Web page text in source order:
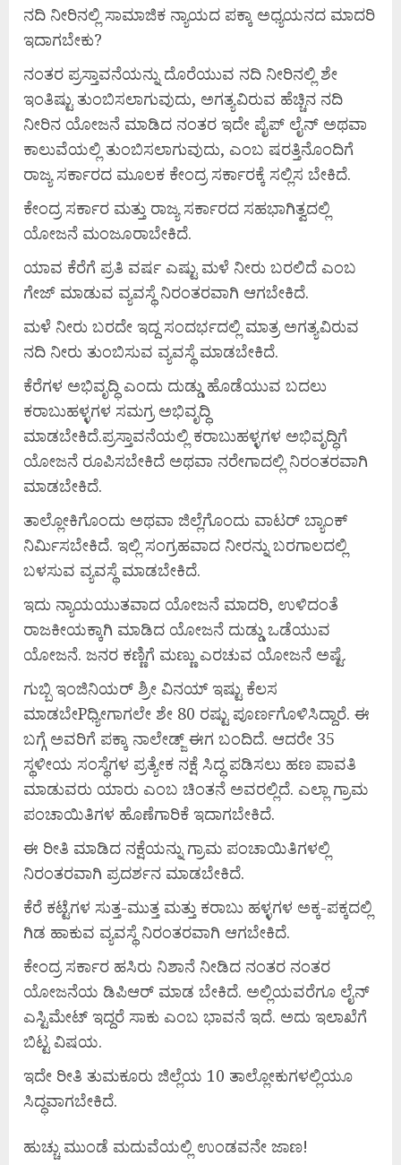
ನದಿ ನೀರಿನಲ್ಲಿ ಸಾಮಾಜಿಕ ನ್ಯಾಯದ ಪಕ್ಕಾ ಅಧ್ಯಯನದ ಮಾದರಿ
ಇದಾಗಬೇಕು?
ನಂತರ ಪ್ರಸ್ತಾವನೆಯನ್ನು ದೊರೆಯುವ ನದಿ ನೀರಿನಲ್ಲಿ ಶೇ
ಇಂತಿಷ್ಟು ತುಂಬಿಸಲಾಗುವುದು, ಅಗತ್ಯವಿರುವ ಹೆಚ್ಚಿನ ನದಿ
ನೀರಿನ ಯೋಜನೆ ಮಾಡಿದ ನಂತರ ಇದೇ ಪೈಪ್ ಲೈನ್ ಅಥವಾ
ಕಾಲುವೆಯಲ್ಲಿ ತುಂಬಿಸಲಾಗುವುದು, ಎಂಬ ಷರತ್ತಿನೊಂದಿಗೆ
ರಾಜ್ಯ ಸರ್ಕಾರದ ಮೂಲಕ ಕೇಂದ್ರ ಸರ್ಕಾರಕ್ಕೆ ಸಲ್ಲಿಸ ಬೇಕಿದೆ.
ಕೇಂದ್ರ ಸರ್ಕಾರ ಮತ್ತು ರಾಜ್ಯ ಸರ್ಕಾರದ ಸಹಭಾಗಿತ್ವದಲ್ಲಿ
ಯೋಜನೆ ಮಂಜೂರಾಬೇಕಿದೆ.
ಯಾವ ಕೆರೆಗೆ ಪ್ರತಿ ವರ್ಷ ಎಷ್ಟು ಮಳೆ ನೀರು ಬರಲಿದೆ ಎಂಬ
ಗೇಜ್ ಮಾಡುವ ವ್ಯವಸ್ಥೆ ನಿರಂತರವಾಗಿ ಆಗಬೇಕಿದೆ.
ಮಳೆ ನೀರು ಬರದೇ ಇದ್ದ ಸಂದರ್ಭದಲ್ಲಿ ಮಾತ್ರ ಅಗತ್ಯವಿರುವ
ನದಿ ನೀರು ತುಂಬಿಸುವ ವ್ಯವಸ್ಥೆ ಮಾಡಬೇಕಿದೆ.
ಕೆರೆಗಳ ಅಭಿವೃದ್ಧಿ ಎಂದು ದುಡ್ಡು ಹೊಡೆಯುವ ಬದಲು
ಕರಾಬುಹಳ್ಳಗಳ ಸಮಗ್ರ ಅಭಿವೃದ್ಧಿ
ಮಾಡಬೇಕಿದೆ.ಪ್ರಸ್ತಾವನೆಯಲ್ಲಿ ಕರಾಬುಹಳ್ಳಗಳ ಅಭಿವೃದ್ಧಿಗೆ
ಯೋಜನೆ ರೂಪಿಸಬೇಕಿದೆ ಅಥವಾ ನರೇಗಾದಲ್ಲಿ ನಿರಂತರವಾಗಿ
ಮಾಡಬೇಕಿದೆ.
ತಾಲ್ಲೋಕಿಗೊಂದು ಅಥವಾ ಜಿಲ್ಲೆಗೊಂದು ವಾಟರ್ ಬ್ಯಾಂಕ್
ನಿರ್ಮಿಸಬೇಕಿದೆ. ಇಲ್ಲಿ ಸಂಗ್ರಹವಾದ ನೀರನ್ನು ಬರಗಾಲದಲ್ಲಿ
ಬಳಸುವ ವ್ಯವಸ್ಥೆ ಮಾಡಬೇಕಿದೆ.
ಇದು ನ್ಯಾಯಯುತವಾದ ಯೋಜನೆ ಮಾದರಿ, ಉಳಿದಂತೆ
ರಾಜಕೀಯಕ್ಕಾಗಿ ಮಾಡಿದ ಯೋಜನೆ ದುಡ್ಡು ಒಡೆಯುವ
ಯೋಜನೆ. ಜನರ ಕಣ್ಣಿಗೆ ಮಣ್ಣು ಎರಚುವ ಯೋಜನೆ ಅಷ್ಟೆ.
ಗುಬ್ಬಿ ಇಂಜಿನಿಯರ್ ಶ್ರೀ ವಿನಯ್ ಇಷ್ಟು ಕೆಲಸ
ಮಾಡಬೇPಧ್ಯೀಗಾಗಲೇ ಶೇ 80 ರಷ್ಟು ಪೂರ್ಣಗೊಳಿಸಿದ್ದಾರೆ. ಈ
ಬಗ್ಗೆ ಅವರಿಗೆ ಪಕ್ಕಾ ನಾಲೇಡ್ಜ್ ಈಗ ಬಂದಿದೆ. ಆದರೇ 35
ಸ್ಥಳೀಯ ಸಂಸ್ಥೆಗಳ ಪ್ರತ್ಯೇಕ ನಕ್ಷೆ ಸಿದ್ಧ ಪಡಿಸಲು ಹಣ ಪಾವತಿ
ಮಾಡುವರು ಯಾರು ಎಂಬ ಚಿಂತನೆ ಅವರಲ್ಲಿದೆ. ಎಲ್ಲಾ ಗ್ರಾಮ
ಪಂಚಾಯಿತಿಗಳ ಹೊಣೆಗಾರಿಕೆ ಇದಾಗಬೇಕಿದೆ.
ಈ ರೀತಿ ಮಾಡಿದ ನಕ್ಷೆಯನ್ನು ಗ್ರಾಮ ಪಂಚಾಯಿತಿಗಳಲ್ಲಿ
ನಿರಂತರವಾಗಿ ಪ್ರದರ್ಶನ ಮಾಡಬೇಕಿದೆ.
ಕೆರೆ ಕಟ್ಟೆಗಳ ಸುತ್ತ-ಮುತ್ತ ಮತ್ತು ಕರಾಬು ಹಳ್ಳಗಳ ಅಕ್ಕ-ಪಕ್ಕದಲ್ಲಿ
ಗಿಡ ಹಾಕುವ ವ್ಯವಸ್ಥೆ ನಿರಂತರವಾಗಿ ಆಗಬೇಕಿದೆ.
ಕೇಂದ್ರ ಸರ್ಕಾರ ಹಸಿರು ನಿಶಾನೆ ನೀಡಿದ ನಂತರ ನಂತರ
ಯೋಜನೆಯ ಡಿಪಿಆರ್ ಮಾಡ ಬೇಕಿದೆ. ಅಲ್ಲಿಯವರೆಗೂ ಲೈನ್
ಎಸ್ಟಿಮೇಟ್ ಇದ್ದರೆ ಸಾಕು ಎಂಬ ಭಾವನೆ ಇದೆ. ಅದು ಇಲಾಖೆಗೆ
ಬಿಟ್ಟ ವಿಷಯ.
ಇದೇ ರೀತಿ ತುಮಕೂರು ಜಿಲ್ಲೆಯ 10 ತಾಲ್ಲೋಕುಗಳಲ್ಲಿಯೂ
ಸಿದ್ಧವಾಗಬೇಕಿದೆ.
ಹುಚ್ಚು ಮುಂಡೆ ಮದುವೆಯಲ್ಲಿ ಉಂಡವನೇ ಜಾಣ!